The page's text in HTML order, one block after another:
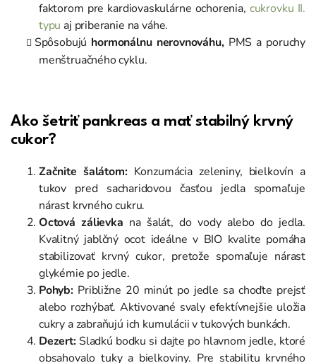
faktorom pre kardiovaskulárne ochorenia, cukrovku II.
typu aj priberanie na váhe.
Spôsobujú hormonálnu nerovnováhu,PMS a poruchy
menštruačného cyklu.
Ako šetriť pankreas a mať stabilný krvný
cukor?
Začnite šalátom:Konzumácia zeleniny, bielkovín a
tukov pred sacharidovou časťou jedla spomaľuje
nárast krvného cukru.
Octová zálievka na šalát, do vody alebo do jedla.
Kvalitný jablčný ocot ideálne v BIO kvalite pomáha
stabilizovať krvný cukor, pretože spomaľuje nárast
glykémie po jedle.
Pohyb:Približne 20 minút po jedle sa choďte prejsť
alebo rozhýbať. Aktivované svaly efektívnejšie uložia
cukry a zabraňujú ich kumulácii v tukových bunkách.
Dezert:Sladkú bodku si dajte po hlavnom jedle, ktoré
obsahovalo tuky a bielkoviny. Pre stabilitu krvného